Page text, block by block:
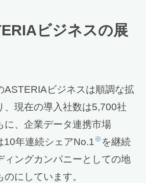
ビジネスの展
ASTERIAビジネスは順調な拡
、現在の導入社数は5,700社
に、企業データ連携市場
10年連続シェアNo.1※ を継続
ィングカンパニーとしての地
にしています。